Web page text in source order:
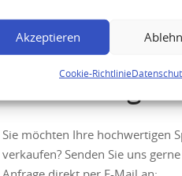
Akzeptieren
Cookie-Richtlinie
Ihre Anfrage
Sie möchten Ihre hochwertigen
verkaufen? Senden Sie uns